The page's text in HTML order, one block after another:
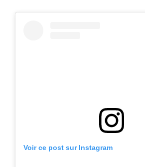
Voir ce post sur Instagram